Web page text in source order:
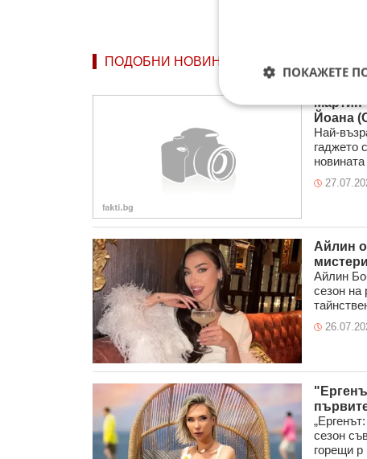
ПОДОБНИ НОВИНИ
Мартин-
Йоана
Най-
гаджето
новината
Айлин
Айлин
сезон на
сезон
горещи р
ПОКАЖЕТЕ